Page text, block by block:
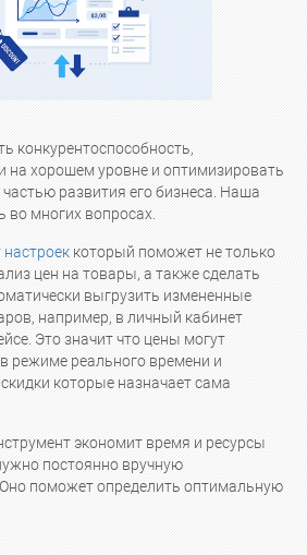
конкурентоспособность,
на хорошем уровне и оптимизировать
развития его бизнеса. Наша
во многих вопросах.
настроек который поможет не только
цен на товары, а также сделать
выгрузить измененные
например, в личный кабинет
Это значит что цены могут
режиме реального времени и
которые назначает сама
экономит время и ресурсы
постоянно вручную
поможет определить оптимальную